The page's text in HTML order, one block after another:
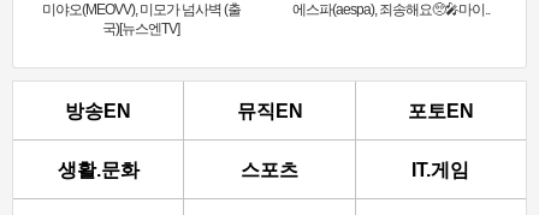
미야오(MEOVV), 미모가 넘사벽 (출
국)[뉴스엔TV]
에스파(aespa), 죄송해요🥺🎤마이..
방송EN 뮤직EN 포토EN
생활.문화 스포츠 IT.게임